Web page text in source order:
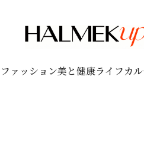
ファッション美と健康ライフカ